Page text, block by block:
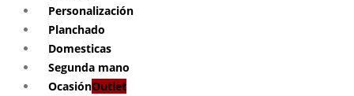
Personalización
Planchado
Domesticas
Segunda mano
OcasiónOutlet